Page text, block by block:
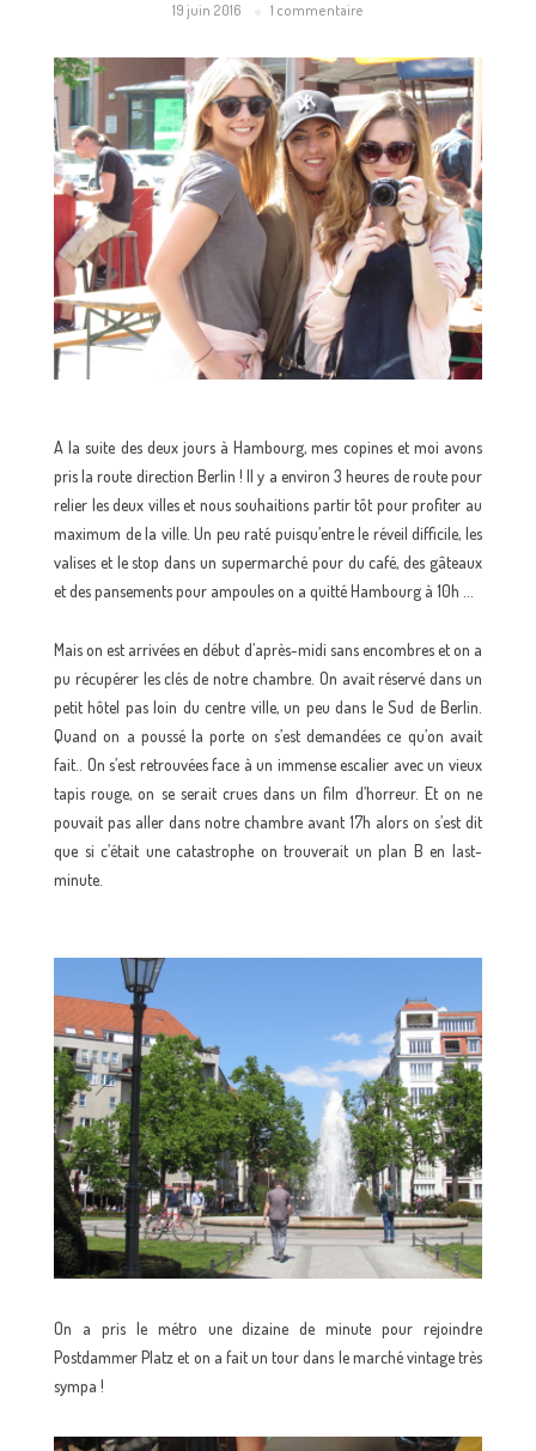
19 juin 2016 1 commentaire
A la suite des deux jours à Hambourg, mes copines et moi avons
pris la route direction Berlin ! Il y a environ 3 heures de route pour
relier les deux villes et nous souhaitions partir tôt pour profiter au
maximum de la ville. Un peu raté puisqu’entre le réveil difficile, les
valises et le stop dans un supermarché pour du café, des gâteaux
et des pansements pour ampoules on a quitté Hambourg à 10h …
Mais on est arrivées en début d’après-midi sans encombres et on a
pu récupérer les clés de notre chambre. On avait réservé dans un
petit hôtel pas loin du centre ville, un peu dans le Sud de Berlin.
Quand on a poussé la porte on s’est demandées ce qu’on avait
fait.. On s’est retrouvées face à un immense escalier avec un vieux
tapis rouge, on se serait crues dans un film d’horreur. Et on ne
pouvait pas aller dans notre chambre avant 17h alors on s’est dit
que si c’était une catastrophe on trouverait un plan B en last-
minute.
On a pris le métro une dizaine de minute pour rejoindre
Postdammer Platz et on a fait un tour dans le marché vintage très
sympa !